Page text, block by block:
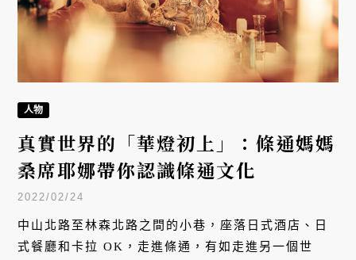
人物
真實世界的「華燈初上」：條通媽媽
桑席耶娜帶你認識條通文化
2022/02/24
中山北路至林森北路之間的小巷，座落日式酒店、日
式餐廳和卡拉 OK，走進條通，有如走進另一個世